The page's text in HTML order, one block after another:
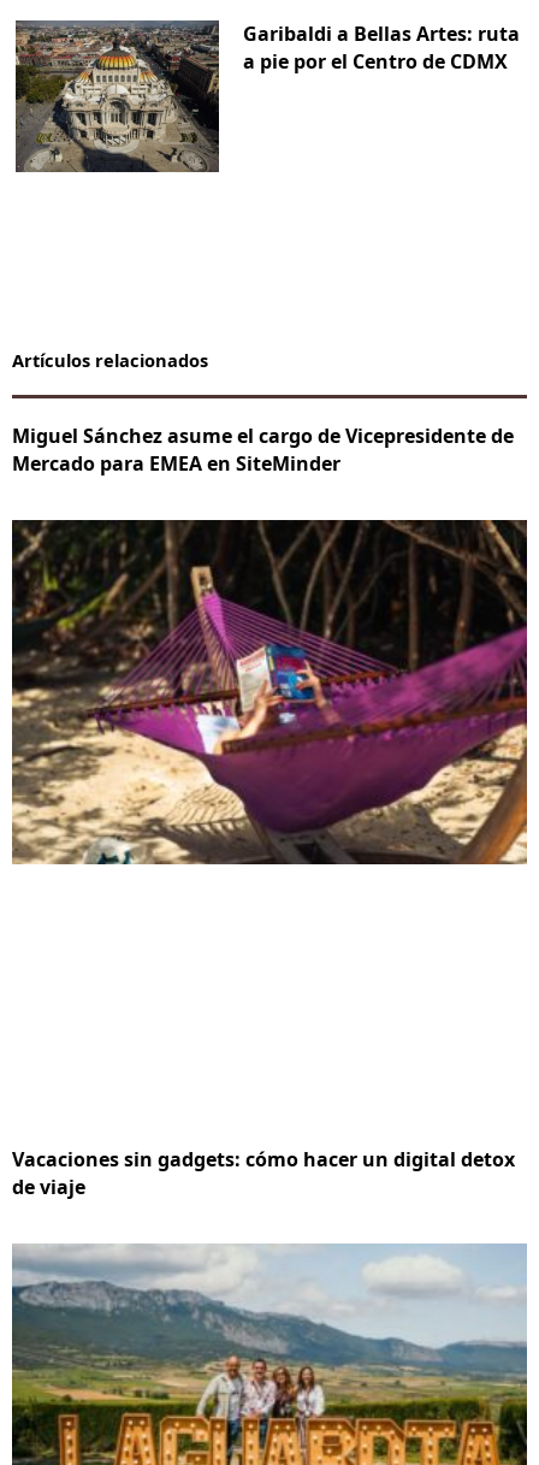
Garibaldi a Bellas Artes: ruta
a pie por el Centro de CDMX
Artículos relacionados
Miguel Sánchez asume el cargo de Vicepresidente de
Mercado para EMEA en SiteMinder
Vacaciones sin gadgets: cómo hacer un digital detox
de viaje